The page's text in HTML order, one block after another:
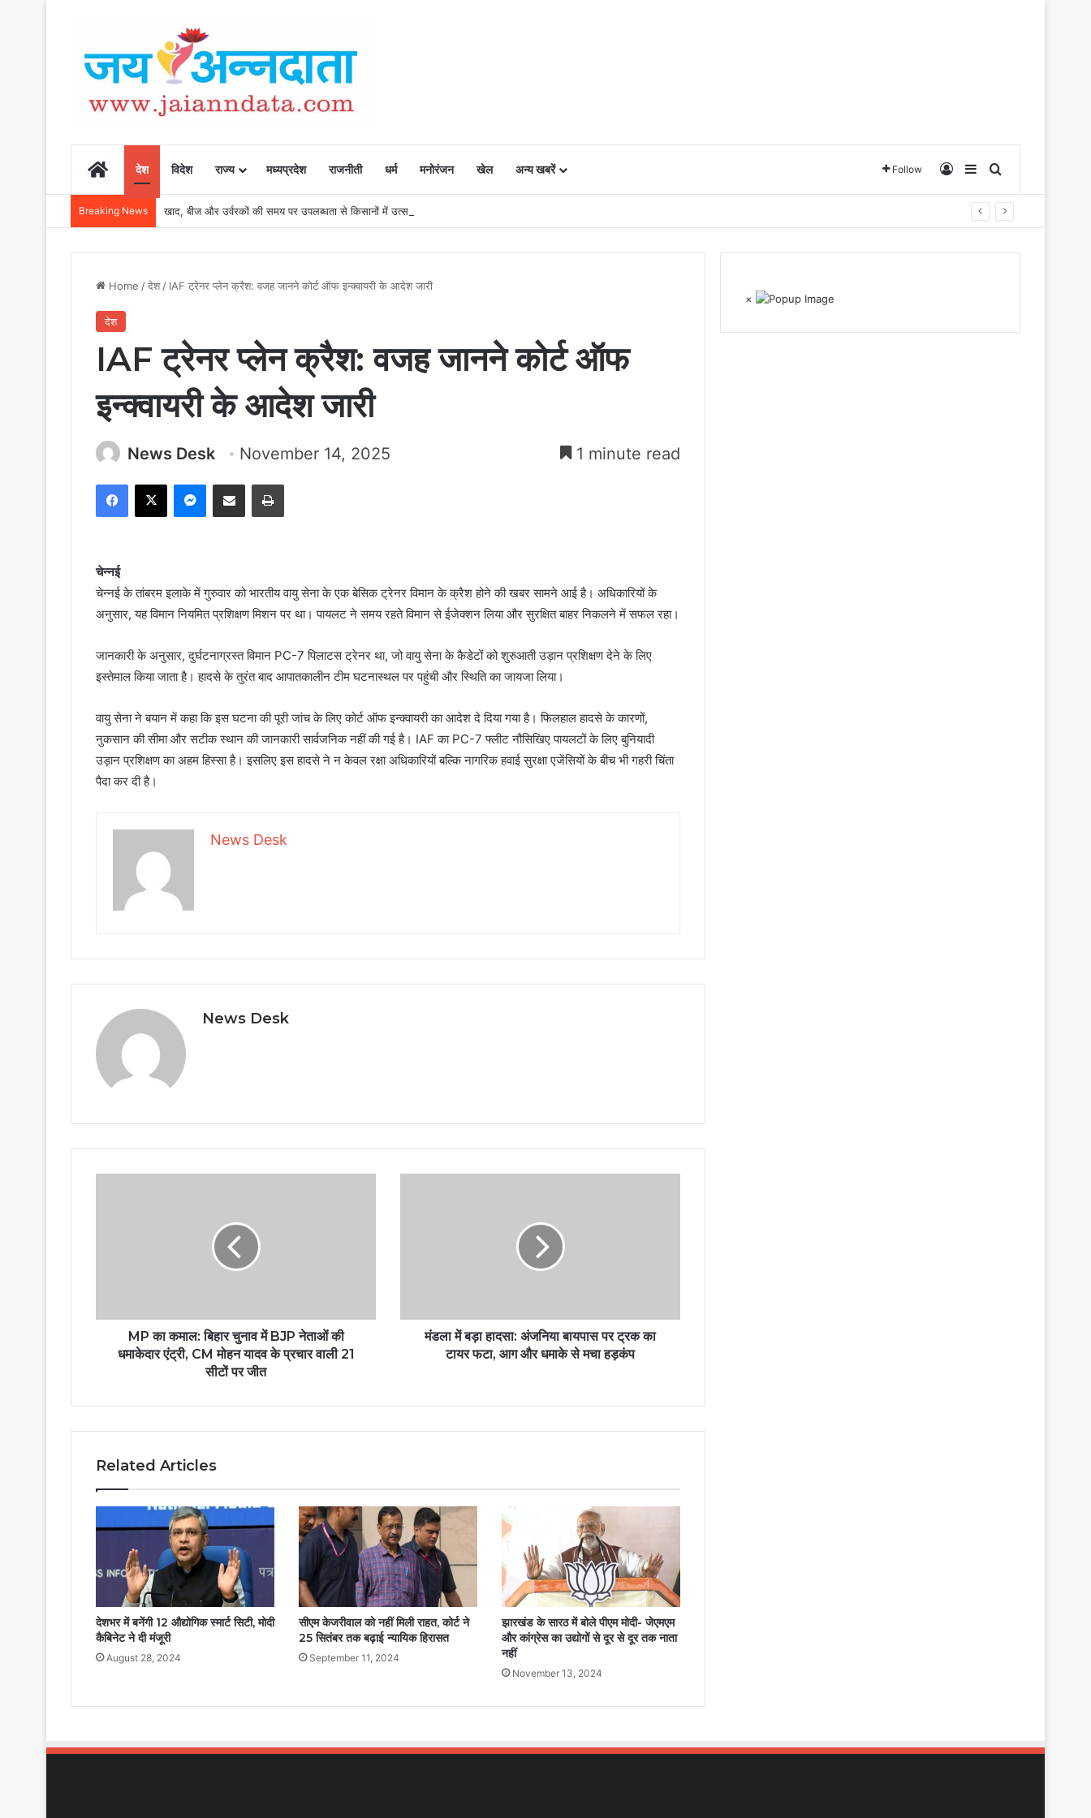
Homeदेश विदेश राज्य मध्यप्रदेश राजनीती धर्म मनोरंजन खेल अन्य खबरें Follow Log InSidebarSearch for
Breaking News खाद, बीज और उर्वरकों की समय पर उपलब्धता से किसानों में उत्साह, नैनो डीएपी और नैनो यूरिया बने किसानों के भरोसेमंद कृषि साथी…..
Home /देश/ IAF ट्रेनर प्लेन क्रैश: वजह जानने कोर्ट ऑफ इन्क्वायरी के आदेश जारी
देश
IAF ट्रेनर प्लेन क्रैश: वजह जानने कोर्ट ऑफ
इन्क्वायरी के आदेश जारी
News Desk November 14, 2025 1 minute read
Facebook
X Messenger
Share via Email Print
चेन्नई
चेन्नई के तांबरम इलाके में गुरुवार को भारतीय वायु सेना के एक बेसिक ट्रेनर विमान के क्रैश होने की खबर सामने आई है। अधिकारियों के
अनुसार, यह विमान नियमित प्रशिक्षण मिशन पर था। पायलट ने समय रहते विमान से ईजेक्शन लिया और सुरक्षित बाहर निकलने में सफल रहा।
जानकारी के अनुसार, दुर्घटनाग्रस्त विमान PC-7 पिलाटस ट्रेनर था, जो वायु सेना के कैडेटों को शुरुआती उड़ान प्रशिक्षण देने के लिए
इस्तेमाल किया जाता है। हादसे के तुरंत बाद आपातकालीन टीम घटनास्थल पर पहुंची और स्थिति का जायजा लिया।
वायु सेना ने बयान में कहा कि इस घटना की पूरी जांच के लिए कोर्ट ऑफ इन्क्वायरी का आदेश दे दिया गया है। फिलहाल हादसे के कारणों,
नुकसान की सीमा और सटीक स्थान की जानकारी सार्वजनिक नहीं की गई है। IAF का PC-7 फ्लीट नौसिखिए पायलटों के लिए बुनियादी
उड़ान प्रशिक्षण का अहम हिस्सा है। इसलिए इस हादसे ने न केवल रक्षा अधिकारियों बल्कि नागरिक हवाई सुरक्षा एजेंसियों के बीच भी गहरी चिंता
पैदा कर दी है।
News Desk
News Desk
MP का कमाल: बिहार चुनाव में BJP नेताओं की
धमाकेदार एंट्री, CM मोहन यादव के प्रचार वाली 21
सीटों पर जीत
मंडला में बड़ा हादसा: अंजनिया बायपास पर ट्रक का
टायर फटा, आग और धमाके से मचा हड़कंप
Related Articles
देशभर में बनेंगी 12 औद्योगिक स्मार्ट सिटी, मोदी
कैबिनेट ने दी मंजूरी
August 28, 2024
सीएम केजरीवाल को नहीं मिली राहत, कोर्ट ने
25 सितंबर तक बढ़ाई न्यायिक हिरासत
September 11, 2024
झारखंड के सारठ में बोले पीएम मोदी- जेएमएम
और कांग्रेस का उद्योगों से दूर से दूर तक नाता
नहीं
November 13, 2024
×